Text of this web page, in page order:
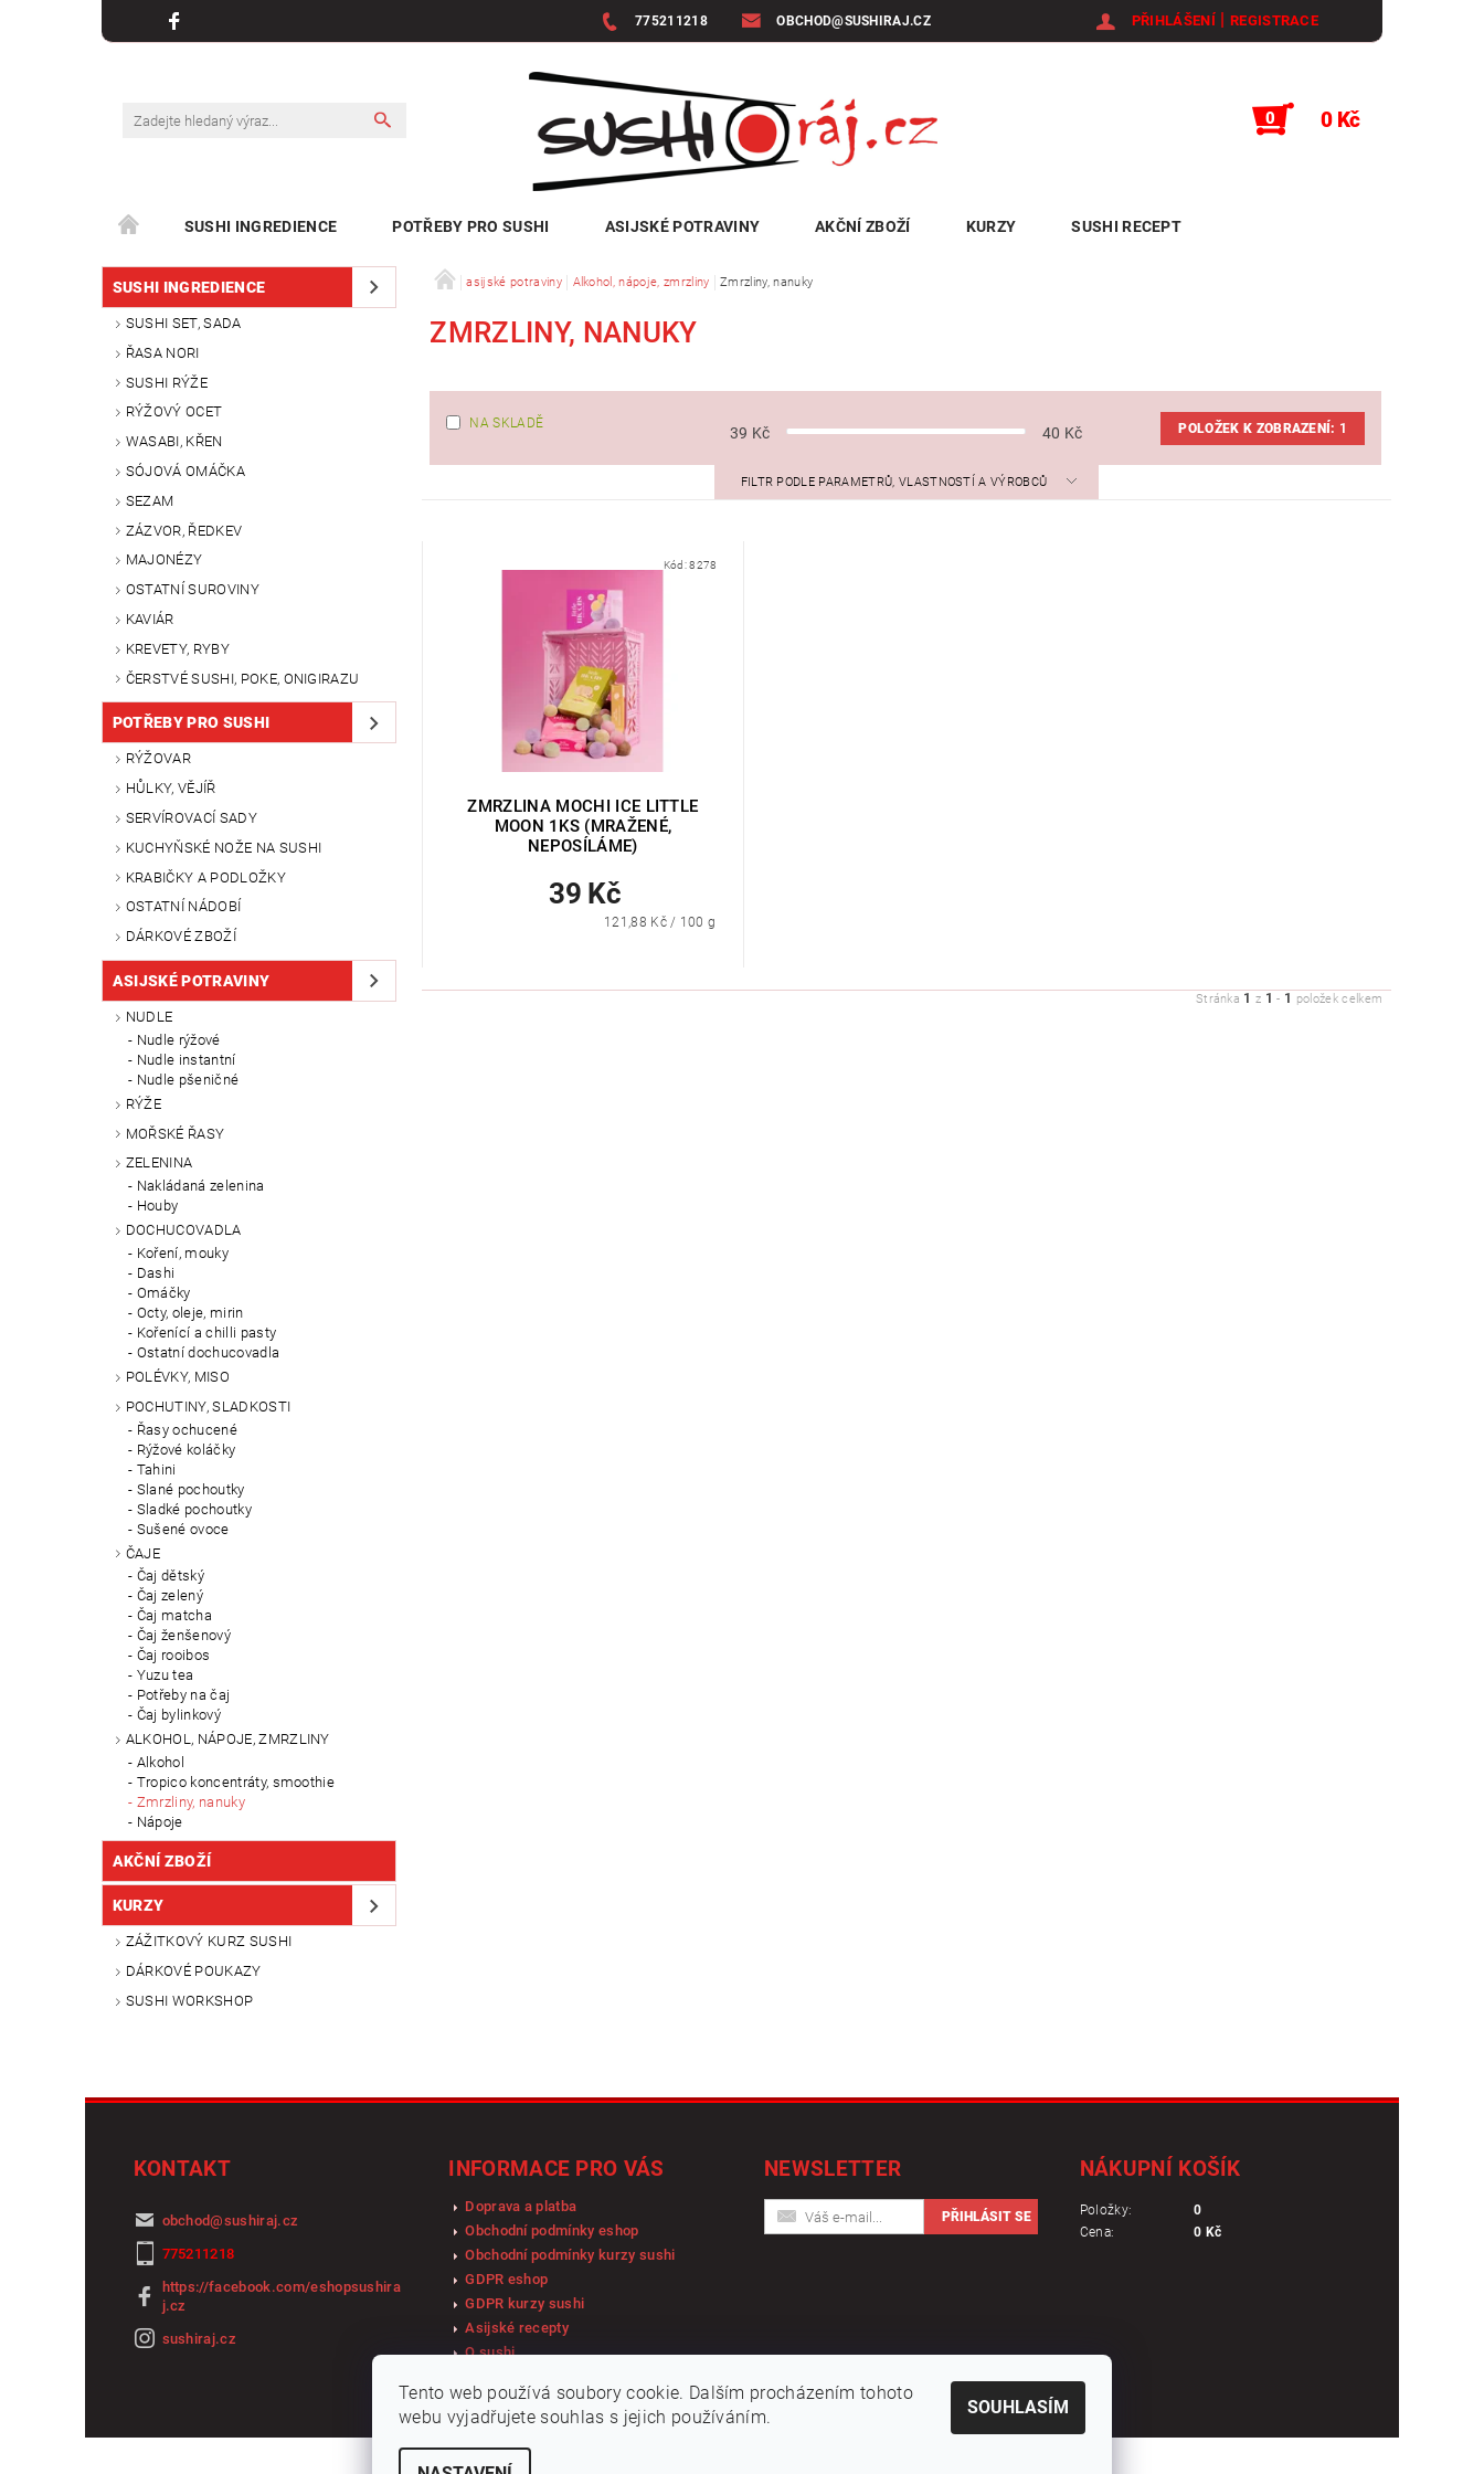
775211218 OBCHOD@SUSHIRAJ.CZ PŘIHLÁŠENÍ | REGISTRACE
0 0 Kč
SUSHI INGREDIENCE POTŘEBY PRO SUSHI ASIJSKÉ POTRAVINY AKČNÍ ZBOŽÍ KURZY SUSHI RECEPT
KONTAKT
SUSHI INGREDIENCE
SUSHI SET, SADA
ŘASA NORI
SUSHI RÝŽE
RÝŽOVÝ OCET
WASABI, KŘEN
SÓJOVÁ OMÁČKA
SEZAM
ZÁZVOR, ŘEDKEV
MAJONÉZY
OSTATNÍ SUROVINY
KAVIÁR
KREVETY, RYBY
ČERSTVÉ SUSHI, POKE, ONIGIRAZU
POTŘEBY PRO SUSHI
RÝŽOVAR
HŮLKY, VĚJÍŘ
SERVÍROVACÍ SADY
KUCHYŇSKÉ NOŽE NA SUSHI
KRABIČKY A PODLOŽKY
OSTATNÍ NÁDOBÍ
DÁRKOVÉ ZBOŽÍ
ASIJSKÉ POTRAVINY
NUDLE
Nudle rýžové
Nudle instantní
Nudle pšeničné
RÝŽE
MOŘSKÉ ŘASY
ZELENINA
Nakládaná zelenina
Houby
DOCHUCOVADLA
Koření, mouky
Dashi
Omáčky
Octy, oleje, mirin
Kořenící a chilli pasty
Ostatní dochucovadla
POLÉVKY, MISO
POCHUTINY, SLADKOSTI
Řasy ochucené
Rýžové koláčky
Tahini
Slané pochoutky
Sladké pochoutky
Sušené ovoce
ČAJE
Čaj dětský
Čaj zelený
Čaj matcha
Čaj ženšenový
Čaj rooibos
Yuzu tea
Potřeby na čaj
Čaj bylinkový
ALKOHOL, NÁPOJE, ZMRZLINY
Alkohol
Tropico koncentráty, smoothie
Zmrzliny, nanuky
Nápoje
AKČNÍ ZBOŽÍ
KURZY
ZÁŽITKOVÝ KURZ SUSHI
DÁRKOVÉ POUKAZY
SUSHI WORKSHOP
asijské potraviny Alkohol, nápoje, zmrzliny Zmrzliny, nanuky
ZMRZLINY, NANUKY
NA SKLADĚ
39 Kč 40 Kč POLOŽEK K ZOBRAZENÍ: 1
FILTR PODLE PARAMETRŮ, VLASTNOSTÍ A VÝROBCŮ
Kód:8278
ZMRZLINA MOCHI ICE LITTLE
MOON 1KS (MRAŽENÉ,
NEPOSÍLÁME)
39 Kč
121,88 Kč / 100 g
Stránka 1 z 1 - 1 položek celkem
KONTAKT
obchod@sushiraj.cz
775211218
https://facebook.com/eshopsushira
j.cz
sushiraj.cz
INFORMACE PRO VÁS
Doprava a platba
Obchodní podmínky eshop
Obchodní podmínky kurzy sushi
GDPR eshop
GDPR kurzy sushi
Asijské recepty
O sushi
NEWSLETTER NÁKUPNÍ KOŠÍK
Položky:
Cena:
0
0 Kč
Tento web používá soubory cookie. Dalším procházením tohoto
webu vyjadřujete souhlas s jejich používáním.
SOUHLASÍM